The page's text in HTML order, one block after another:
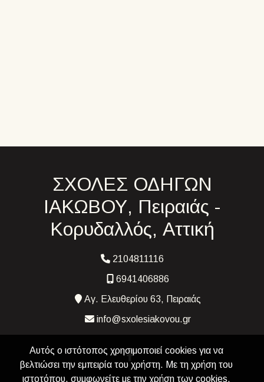
ΣΧΟΛΕΣ ΟΔΗΓΩΝ
ΙΑΚΩΒΟΥ, Πειραιάς -
Κορυδαλλός, Αττική
2104811116
6941406886
Αγ. Ελευθερίου 63, Πειραιάς
info@sxolesiakovou.gr
Αυτός ο ιστότοπος χρησιμοποιεί cookies για να
βελτιώσει την εμπειρία του χρήστη. Με τη χρήση του
ιστοτόπου, συμφωνείτε με την χρήση των cookies.